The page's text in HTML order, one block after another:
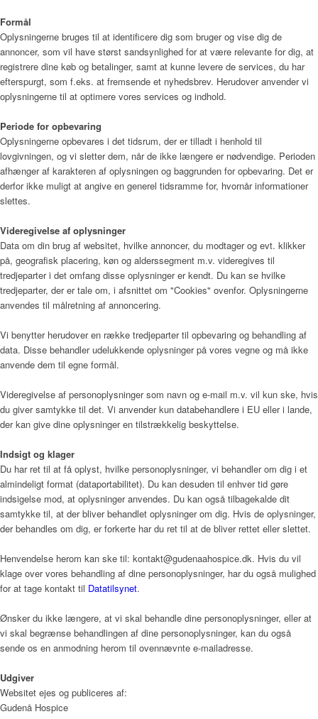
Formål
Oplysningerne bruges til at identificere dig som bruger og vise dig de
annoncer, som vil have størst sandsynlighed for at være relevante for dig, at
registrere dine køb og betalinger, samt at kunne levere de services, du har
efterspurgt, som f.eks. at fremsende et nyhedsbrev. Herudover anvender vi
oplysningerne til at optimere vores services og indhold.
Periode for opbevaring
Oplysningerne opbevares i det tidsrum, der er tilladt i henhold til
lovgivningen, og vi sletter dem, når de ikke længere er nødvendige. Perioden
afhænger af karakteren af oplysningen og baggrunden for opbevaring. Det er
derfor ikke muligt at angive en generel tidsramme for, hvornår informationer
slettes.
Videregivelse af oplysninger
Data om din brug af websitet, hvilke annoncer, du modtager og evt. klikker
på, geografisk placering, køn og alderssegment m.v. videregives til
tredjeparter i det omfang disse oplysninger er kendt. Du kan se hvilke
tredjeparter, der er tale om, i afsnittet om "Cookies" ovenfor. Oplysningerne
anvendes til målretning af annoncering.
Vi benytter herudover en række tredjeparter til opbevaring og behandling af
data. Disse behandler udelukkende oplysninger på vores vegne og må ikke
anvende dem til egne formål.
Videregivelse af personoplysninger som navn og e-mail m.v. vil kun ske, hvis
du giver samtykke til det. Vi anvender kun databehandlere i EU eller i lande,
der kan give dine oplysninger en tilstrækkelig beskyttelse.
Indsigt og klager
Du har ret til at få oplyst, hvilke personoplysninger, vi behandler om dig i et
almindeligt format (dataportabilitet). Du kan desuden til enhver tid gøre
indsigelse mod, at oplysninger anvendes. Du kan også tilbagekalde dit
samtykke til, at der bliver behandlet oplysninger om dig. Hvis de oplysninger,
der behandles om dig, er forkerte har du ret til at de bliver rettet eller slettet.
Henvendelse herom kan ske til: kontakt@gudenaahospice.dk. Hvis du vil
klage over vores behandling af dine personoplysninger, har du også mulighed
for at tage kontakt til Datatilsynet.
Ønsker du ikke længere, at vi skal behandle dine personoplysninger, eller at
vi skal begrænse behandlingen af dine personoplysninger, kan du også
sende os en anmodning herom til ovennævnte e-mailadresse.
Udgiver
Websitet ejes og publiceres af:
Gudenå Hospice